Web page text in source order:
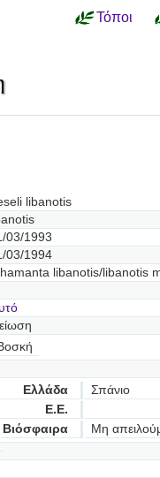
Τόποι
libanotis
03/1993
03/1994
libanotis/libanotis
Ελλάδα
Σπάνιο
Ε.Ε.
Βιόσφαιρα
Μη